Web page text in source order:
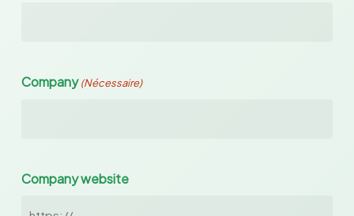
Company (Nécessaire)
Company website